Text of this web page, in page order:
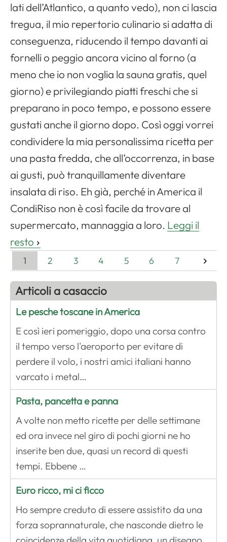
lati dell’Atlantico, a quanto vedo), non ci lascia
tregua, il mio repertorio culinario si adatta di
conseguenza, riducendo il tempo davanti ai
fornelli o peggio ancora vicino al forno (a
meno che io non voglia la sauna gratis, quel
giorno) e privilegiando piatti freschi che si
preparano in poco tempo, e possono essere
gustati anche il giorno dopo. Così oggi vorrei
condividere la mia personalissima ricetta per
una pasta fredda, che all’occorrenza, in base
ai gusti, può tranquillamente diventare
insalata di riso. Eh già, perché in America il
CondiRiso non è così facile da trovare al
supermercato, mannaggia a loro. Leggi il
resto
1 2 3 4 5 6 7
Articoli a casaccio
Le pesche toscane in America
E così ieri pomeriggio, dopo una corsa contro
il tempo verso l'aeroporto per evitare di
perdere il volo, i nostri amici italiani hanno
varcato i metal…
Pasta, pancetta e panna
A volte non metto ricette per delle settimane
ed ora invece nel giro di pochi giorni ne ho
inserite ben due, quasi un record di questi
tempi. Ebbene …
Euro ricco, mi ci ficco
Ho sempre creduto di essere assistito da una
forza soprannaturale, che nasconde dietro le